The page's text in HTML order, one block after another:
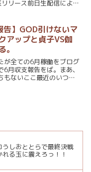
リース前日生配信により
となった。通常遊技中のバ
告】GOD引けないマ
アップと貞子VS伽
。
が全ての6月稼働をブログ
6月収支報告をば。まあ、
もないここ最近のいつも
うしおととらで最終決戦
る玉に震えろっ！！